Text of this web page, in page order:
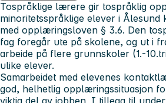
Tospråklige lærere gir tospråklig
minoritetsspråklige elever i Ålesund
med opplæringsloven § 3.6. Den
fag foregår ute på skolene, og ut i
arbeide på flere grunnskoler (1.-
ulike elever.
Samarbeidet med elevenes
god, helhetlig opplæringssituasjon